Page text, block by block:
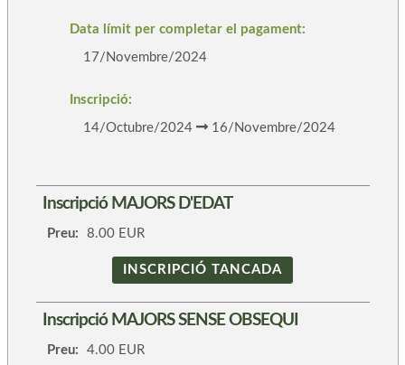
Data límit per completar el pagament:
17/Novembre/2024
Inscripció:
14/Octubre/2024 16/Novembre/2024
Inscripció MAJORS D'EDAT
Preu: 8.00 EUR
INSCRIPCIÓ TANCADA
Inscripció MAJORS SENSE OBSEQUI
Preu: 4.00 EUR